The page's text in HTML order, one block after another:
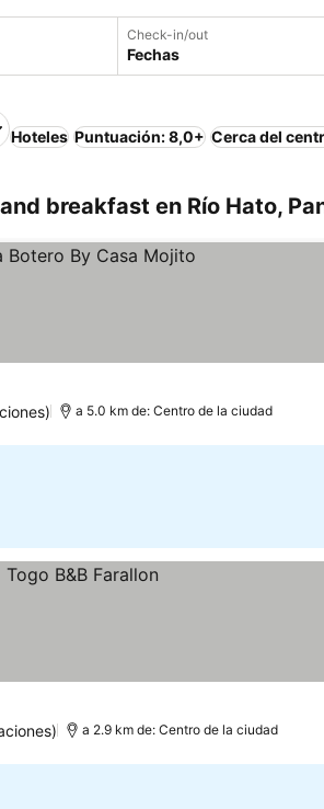
Check-in/out
Fechas
Hoteles Puntuación: 8,0+ Cerca del
breakfast en Río Hato,
a 5.0 km de: Centro de la ciudad
a 2.9 km de: Centro de la ciudad